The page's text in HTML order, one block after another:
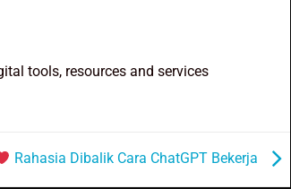
tools, resources and services
Rahasia Dibalik Cara ChatGPT Bekerja